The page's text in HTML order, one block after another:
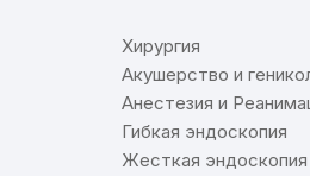
Хирургия
Акушерство и
Анестезия и
Гибкая эндоскопия
Жесткая эндоскопия